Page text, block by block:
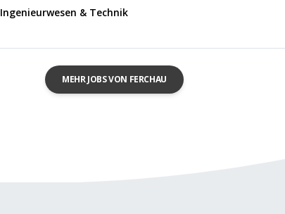
Ingenieurwesen & Technik
MEHR JOBS VON FERCHAU